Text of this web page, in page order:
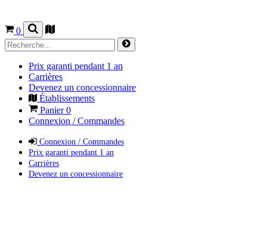
0
Prix garanti pendant 1 an
Carrières
Devenez un concessionnaire
Établissements
Panier0
Connexion / Commandes
Connexion / Commandes
Prix garanti pendant 1 an
Carrières
Devenez un concessionnaire